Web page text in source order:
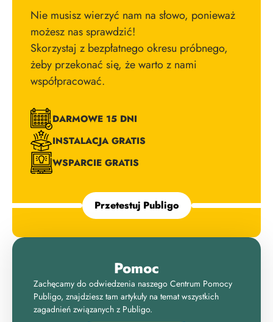
Nie musisz wierzyć nam na słowo, ponieważ
możesz nas sprawdzić!
Skorzystaj z bezpłatnego okresu próbnego,
żeby przekonać się, że warto z nami
współpracować.
DARMOWE 15 DNI
INSTALACJA GRATIS
WSPARCIE GRATIS
Przetestuj Publigo
Pomoc
Zachęcamy do odwiedzenia naszego Centrum Pomocy
Publigo, znajdziesz tam artykuły na temat wszystkich
zagadnień związanych z Publigo.